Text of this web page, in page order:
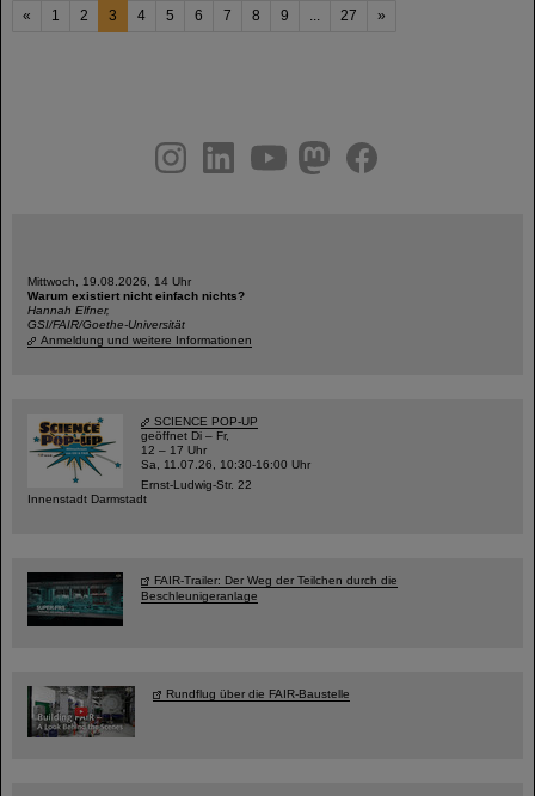
« 1 2 3 4 5 6 7 8 9 27 »
youtubehelmholtz.socialfacebook
Mittwoch, 19.08.2026, 14 Uhr
Warum existiert nicht einfach nichts?
Hannah Elfner,
GSI/FAIR/Goethe-Universität
Anmeldung und weitere Informationen
SCIENCE POP-UP
geöffnet Di – Fr,
12 – 17 Uhr
Sa, 11.07.26, 10:30-16:00 Uhr
Ernst-Ludwig-Str. 22
Innenstadt Darmstadt
FAIR-Trailer: Der Weg der Teilchen durch die
Beschleunigeranlage
Rundflug über die FAIR-Baustelle